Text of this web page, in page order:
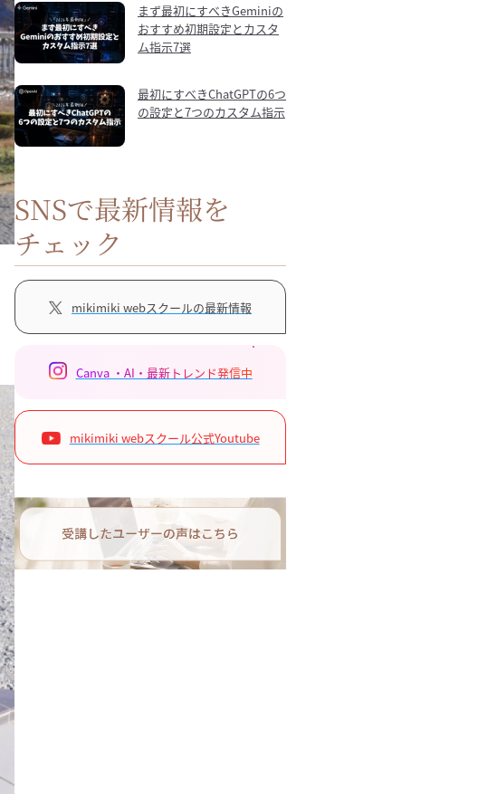
まず最初にすべきGeminiの
おすすめ初期設定とカスタ
ム指示7選
最初にすべきChatGPTの6つ
の設定と7つのカスタム指示
SNSで最新情報を
チェック
mikimiki webスクールの最新情報
Canva ・AI・最新トレンド発信中
mikimiki webスクール公式Youtube